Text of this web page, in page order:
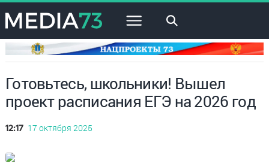
×
Готовьтесь, школьники! Вышел
проект расписания ЕГЭ на 2026 год
12:17 17 октября 2025